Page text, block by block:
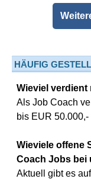
HÄUFIG
Wieviel verdient
Als Job Coach
bis EUR 50.000,-
Wieviele offene
Coach Jobs bei
Aktuell gibt es